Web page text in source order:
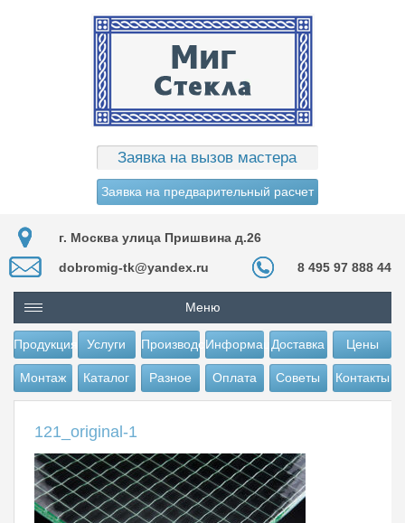
Заявка на вызов мастера
Заявка на предварительный расчет
г. Москва улица Пришвина д.26
dobromig-tk@yandex.ru 8 495 97 888 44
Меню
Продукция Услуги ПроизводствоИнформацияДоставка Цены
Монтаж Каталог Разное Оплата Советы Контакты
121_original-1